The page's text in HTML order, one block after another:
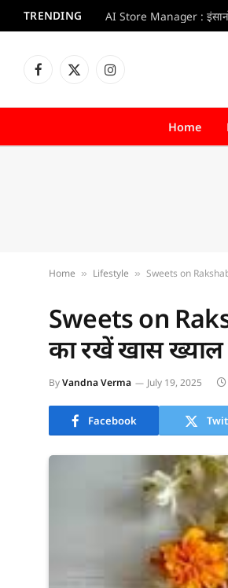
TRENDING
Facebook
X
Instagram
Home
Home » Lifestyle » Sweets on
Sweets on
का रखें खास ख्याल
ByVandna Verma July 19, 2025
Facebook